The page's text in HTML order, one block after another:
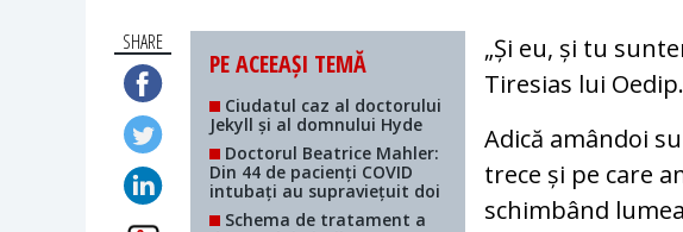
SHARE
PE ACEEAȘI TEMĂ
Ciudatul caz al doctorului
Jekyll și al domnului Hyde
Doctorul Beatrice Mahler:
Din 44 de pacienți COVID
intubați au supraviețuit doi
Schema de tratament a
„Și eu, și tu
Tiresias lui Oedip.
Adică amândoi
trece și pe care
schimbând